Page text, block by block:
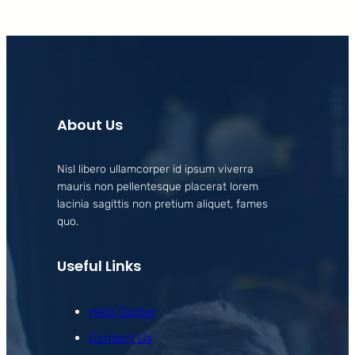
About Us
Nisl libero ullamcorper id ipsum viverra
mauris non pellentesque placerat lorem
lacinia sagittis non pretium aliquet, fames
quo.
Useful Links
Help Center
Contact Us